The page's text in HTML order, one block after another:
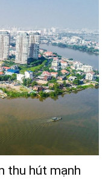
thu hút mạnh